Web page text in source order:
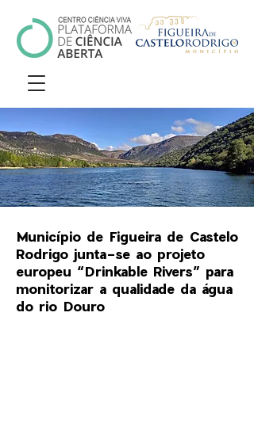
Município de Figueira de Castelo
Rodrigo junta-se ao projeto
europeu “Drinkable Rivers” para
monitorizar a qualidade da água
do rio Douro